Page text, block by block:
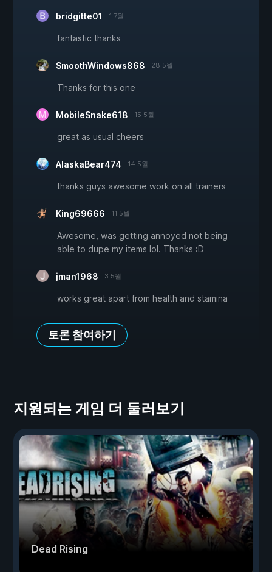
bridgitte01 1 7월
fantastic thanks
SmoothWindows868 28 5월
Thanks for this one
MobileSnake618 15 5월
great as usual cheers
AlaskaBear474 14 5월
thanks guys awesome work on all trainers
King69666 11 5월
Awesome, was getting annoyed not being
able to dupe my items lol. Thanks :D
jman1968 3 5월
works great apart from health and stamina
토론 참여하기
지원되는 게임 더 둘러보기
Dead Rising